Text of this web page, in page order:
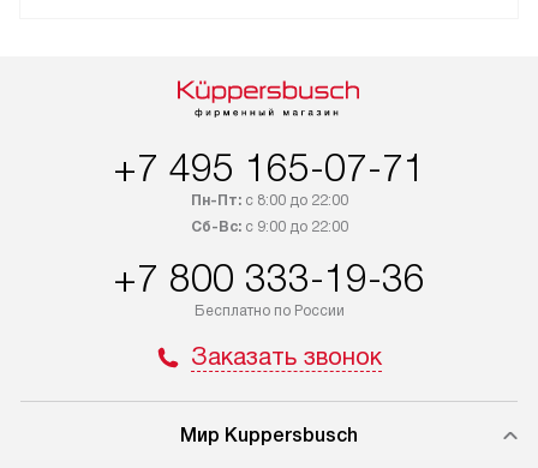
+7 495 165-07-71
Пн-Пт:с 8:00 до 22:00
Сб-Вс:с 9:00 до 22:00
+7 800 333-19-36
Бесплатно по России
Заказать звонок
Мир Kuppersbusch